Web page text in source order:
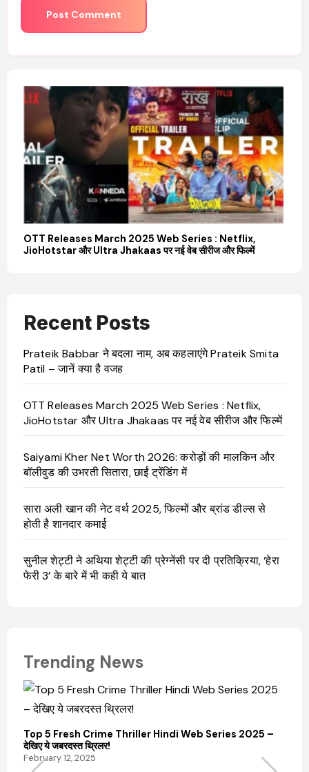
Saiyami Kher Net Worth 2026: करोड़ों की मालकिन और बॉलीवुड
की उभरती सितारा, छाईं ट्रेंडिंग में
Recent Posts
Prateik Babbar ने बदला नाम, अब कहलाएंगे Prateik Smita
Patil – जानें क्या है वजह
OTT Releases March 2025 Web Series : Netflix,
JioHotstar और Ultra Jhakaas पर नई वेब सीरीज और फिल्में
Saiyami Kher Net Worth 2026: करोड़ों की मालकिन और
बॉलीवुड की उभरती सितारा, छाईं ट्रेंडिंग में
सारा अली खान की नेट वर्थ 2025, फिल्मों और ब्रांड डील्स से
होती है शानदार कमाई
सुनील शेट्टी ने अथिया शेट्टी की प्रेग्नेंसी पर दी प्रतिक्रिया, ‘हेरा
फेरी 3’ के बारे में भी कही ये बात
Trending News
Top 5 Fresh Crime Thriller Hindi Web Series 2025 –
देखिए ये जबरदस्त थ्रिलर!
February 12, 2025